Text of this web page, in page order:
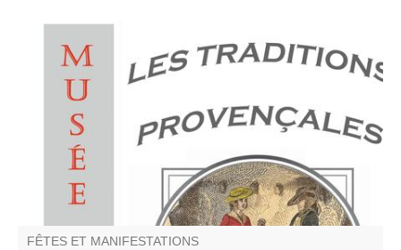
Annot est situé en pays gavot. Nous vous proposons donc
de découvrir les richesses et les particularités de ce
territoire montagnard, à travers sa langue et ses
traditions.
FÊTES ET MANIFESTATIONS